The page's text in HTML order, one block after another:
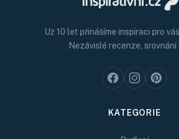
Už 10 let přinášíme inspiraci pro
Nezávislé recenze, srovnání
KATEGORIE